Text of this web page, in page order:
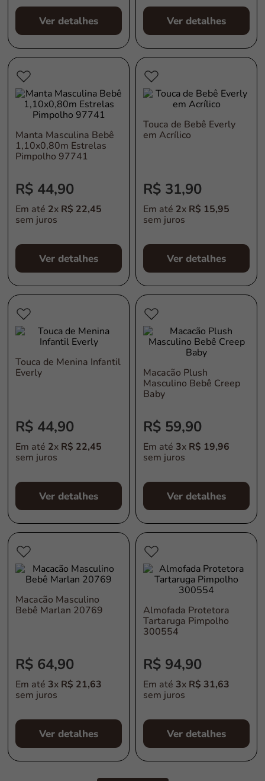
Ver detalhes Ver detalhes
Manta Masculina Bebê
1,10x0,80m Estrelas
Pimpolho 97741
R$ 44,90
Em até 2x R$ 22,45
sem juros
Ver detalhes
Touca de Bebê Everly
em Acrílico
R$ 31,90
Em até 2x R$ 15,95
sem juros
Ver detalhes
Touca de Menina Infantil
Everly
R$ 44,90
Em até 2x R$ 22,45
sem juros
Ver detalhes
Macacão Plush
Masculino Bebê Creep
Baby
R$ 59,90
Em até 3x R$ 19,96
sem juros
Ver detalhes
Macacão Masculino
Bebê Marlan 20769
R$ 64,90
Em até 3x R$ 21,63
sem juros
Ver detalhes
Almofada Protetora
Tartaruga Pimpolho
300554
R$ 94,90
Em até 3x R$ 31,63
sem juros
Ver detalhes